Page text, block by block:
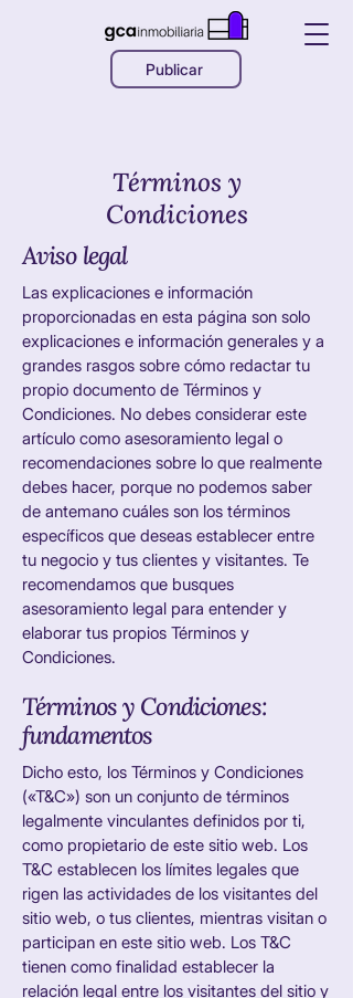
Publicar
Términos y
Condiciones
Aviso legal
Las explicaciones e información
proporcionadas en esta página son solo
explicaciones e información generales y a
grandes rasgos sobre cómo redactar tu
propio documento de Términos y
Condiciones. No debes considerar este
artículo como asesoramiento legal o
recomendaciones sobre lo que realmente
debes hacer, porque no podemos saber
de antemano cuáles son los términos
específicos que deseas establecer entre
tu negocio y tus clientes y visitantes. Te
recomendamos que busques
asesoramiento legal para entender y
elaborar tus propios Términos y
Condiciones.
Términos y Condiciones:
fundamentos
Dicho esto, los Términos y Condiciones
(«T&C») son un conjunto de términos
legalmente vinculantes definidos por ti,
como propietario de este sitio web. Los
T&C establecen los límites legales que
rigen las actividades de los visitantes del
sitio web, o tus clientes, mientras visitan o
participan en este sitio web. Los T&C
tienen como finalidad establecer la
relación legal entre los visitantes del sitio y